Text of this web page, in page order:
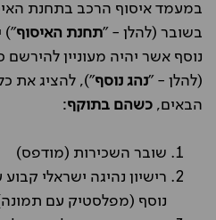
בשובר (להלן - "תחנת האיסוף")
נוסף אשר יהיה מעוניין
(להלן - "נהג נוסף"), להציג את
הבאים, כשהם בתוקף:
שובר השכירות (מודפס)
רישיון נהיגה ישראלי
נוסף (מפלסטיק עם